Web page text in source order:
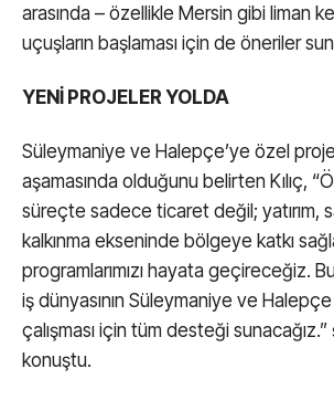
arasında – özellikle Mersin gibi liman
uçuşların başlaması için de öneriler
YENİ PROJELER YOLDA
Süleymaniye ve Halepçe’ye özel
aşamasında olduğunu belirten Kılıç,
süreçte sadece ticaret değil; yatırım,
kalkınma ekseninde bölgeye katkı
programlarımızı hayata geçireceğiz.
iş dünyasının Süleymaniye ve
çalışması için tüm desteği
konuştu.